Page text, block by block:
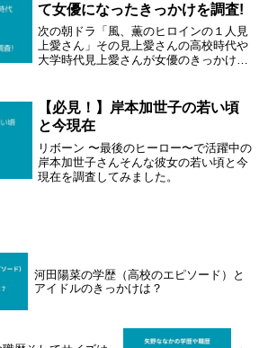
て女優になったきっかけを調査!
次の朝ドラ「風、薫のヒロインの１人見
上愛さん」その見上愛さんの高校時代や
大学時代見上愛さんが女優のきっかけを
【必見！】岸本加世子の若い頃
と今現在
リボーン 〜最後のヒーロー〜で活躍中の
岸本加世子さんそんな彼女の若い頃と今
現在を調査してみました。
河田陽菜の学歴（高校のエピソード）と
アイドルのきっかけは？